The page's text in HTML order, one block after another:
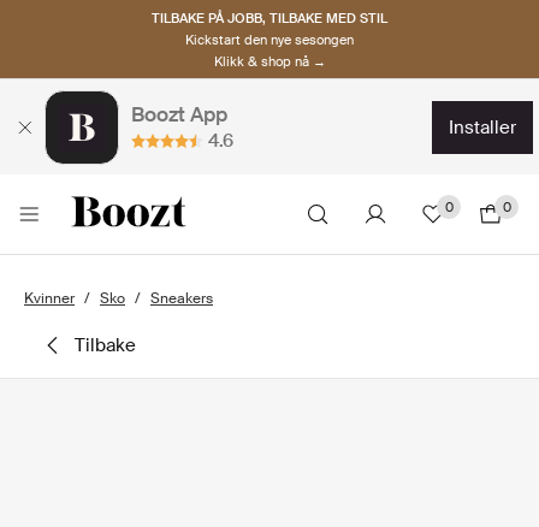
TILBAKE PÅ JOBB, TILBAKE MED STIL
Kickstart den nye sesongen
Klikk & shop nå →
Boozt App
4.6
installer
0 0
Kvinner Sko Sneakers
tilbake